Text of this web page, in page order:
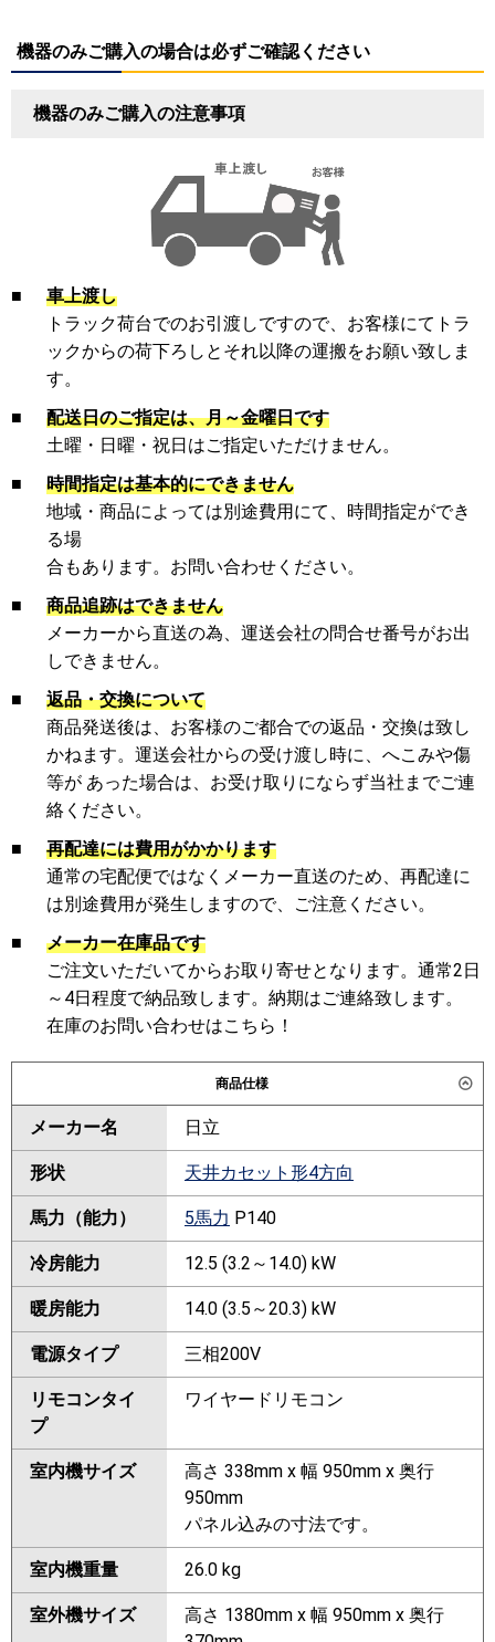
機器のみご購入の場合は必ずご確認ください
機器のみご購入の注意事項
■
車上渡し
トラック荷台でのお引渡しですので、お客様にてトラ
ックからの荷下ろしとそれ以降の運搬をお願い致しま
す。
■
配送日のご指定は、月～金曜日です
土曜・日曜・祝日はご指定いただけません。
■
時間指定は基本的にできません
地域・商品によっては別途費用にて、時間指定ができ
る場
合もあります。お問い合わせください。
■
商品追跡はできません
メーカーから直送の為、運送会社の問合せ番号がお出
しできません。
■
返品・交換について
商品発送後は、お客様のご都合での返品・交換は致し
かねます。運送会社からの受け渡し時に、へこみや傷
等が あった場合は、お受け取りにならず当社までご連
絡ください。
■
再配達には費用がかかります
通常の宅配便ではなくメーカー直送のため、再配達に
は別途費用が発生しますので、ご注意ください。
■
メーカー在庫品です
ご注文いただいてからお取り寄せとなります。通常2日
～4日程度で納品致します。納期はご連絡致します。
在庫のお問い合わせはこちら！
商品仕様
メーカー名 日立
形状 天井カセット形4方向
馬力（能力） 5馬力 P140
冷房能力 12.5 (3.2～14.0) kW
暖房能力 14.0 (3.5～20.3) kW
電源タイプ 三相200V
リモコンタイ
プ
ワイヤードリモコン
室内機サイズ
高さ 338mm x 幅 950mm x 奥行
950mm
パネル込みの寸法です。
室内機重量 26.0 kg
室外機サイズ
高さ 1380mm x 幅 950mm x 奥行